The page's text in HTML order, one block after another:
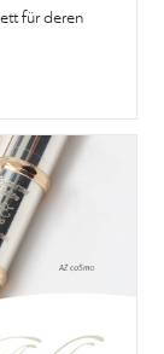
für deren